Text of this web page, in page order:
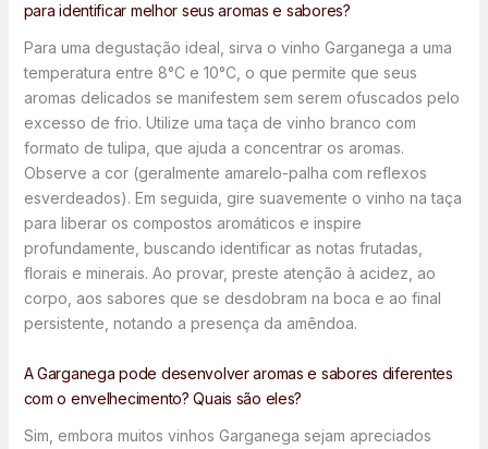
para identificar melhor seus aromas e sabores?
Para uma degustação ideal, sirva o vinho Garganega a uma
temperatura entre 8°C e 10°C, o que permite que seus
aromas delicados se manifestem sem serem ofuscados pelo
excesso de frio. Utilize uma taça de vinho branco com
formato de tulipa, que ajuda a concentrar os aromas.
Observe a cor (geralmente amarelo-palha com reflexos
esverdeados). Em seguida, gire suavemente o vinho na taça
para liberar os compostos aromáticos e inspire
profundamente, buscando identificar as notas frutadas,
florais e minerais. Ao provar, preste atenção à acidez, ao
corpo, aos sabores que se desdobram na boca e ao final
persistente, notando a presença da amêndoa.
A Garganega pode desenvolver aromas e sabores diferentes
com o envelhecimento? Quais são eles?
Sim, embora muitos vinhos Garganega sejam apreciados